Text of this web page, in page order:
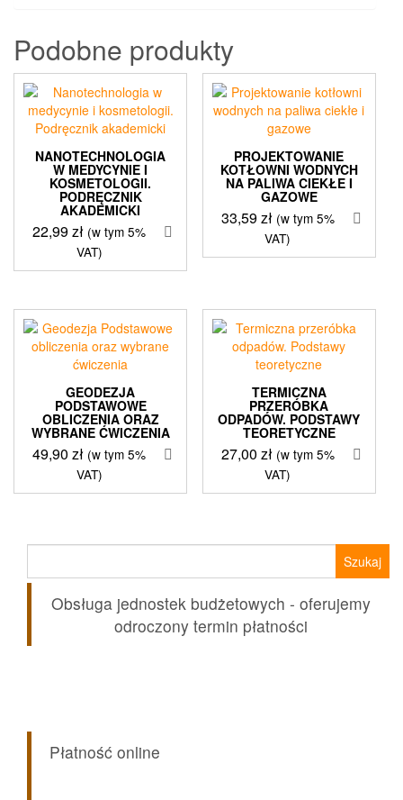
Podobne produkty
NANOTECHNOLOGIA
W MEDYCYNIE I
KOSMETOLOGII.
PODRĘCZNIK
AKADEMICKI
22,99zł (w tym 5%
VAT)
PROJEKTOWANIE
KOTŁOWNI WODNYCH
NA PALIWA CIEKŁE I
GAZOWE
33,59zł (w tym 5%
VAT)
GEODEZJA
PODSTAWOWE
OBLICZENIA ORAZ
WYBRANE ĆWICZENIA
49,90zł (w tym 5%
VAT)
TERMICZNA
PRZERÓBKA
ODPADÓW. PODSTAWY
TEORETYCZNE
27,00 zł (w tym 5%
VAT)
Obsługa jednostek budżetowych - oferujemy
odroczony termin płatności
Płatność online